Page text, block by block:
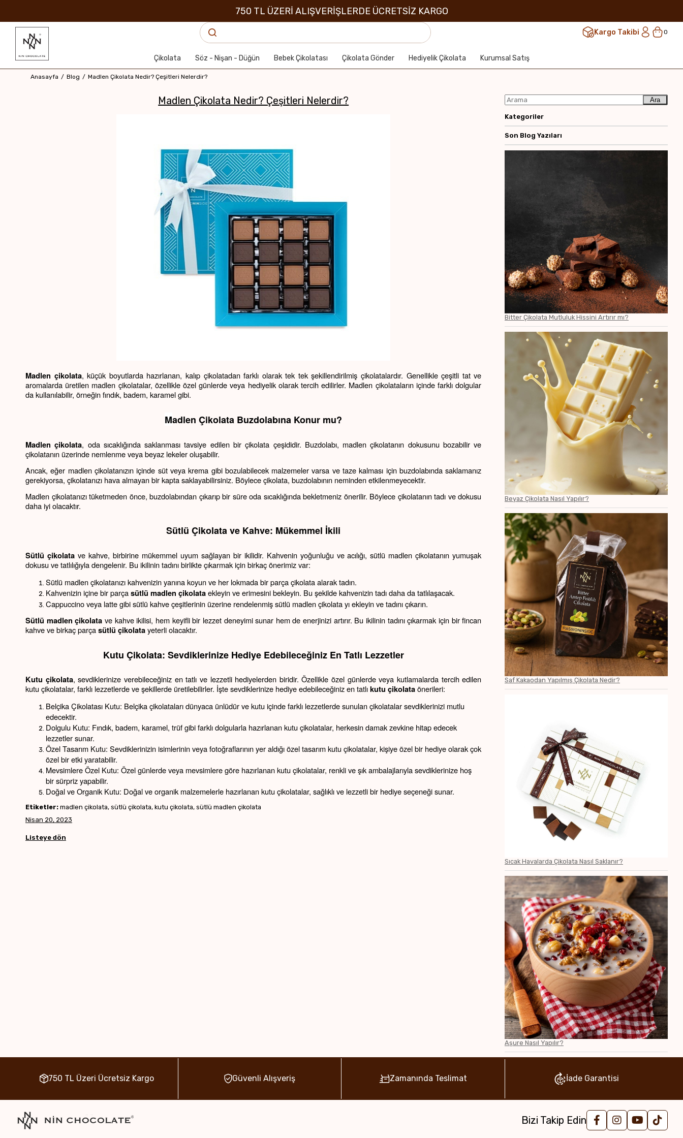
750 TL ÜZERİ ALIŞVERİŞLERDE ÜCRETSİZ KARGO
Kargo Takibi 0
Çikolata Söz - Nişan - Düğün Bebek Çikolatası Çikolata Gönder Hediyelik Çikolata Kurumsal Satış
Anasayfa Blog Madlen Çikolata Nedir? Çeşitleri Nelerdir?
Madlen Çikolata Nedir? Çeşitleri Nelerdir?
Madlen çikolata, küçük boyutlarda hazırlanan, kalıp çikolatadan farklı olarak tek tek şekillendirilmiş çikolatalardır. Genellikle çeşitli tat ve
aromalarda üretilen madlen çikolatalar, özellikle özel günlerde veya hediyelik olarak tercih edilirler. Madlen çikolataların içinde farklı dolgular
da kullanılabilir, örneğin fındık, badem, karamel gibi.
Madlen Çikolata Buzdolabına Konur mu?
Madlen çikolata, oda sıcaklığında saklanması tavsiye edilen bir çikolata çeşididir. Buzdolabı, madlen çikolatanın dokusunu bozabilir ve
çikolatanın üzerinde nemlenme veya beyaz lekeler oluşabilir.
Ancak, eğer madlen çikolatanızın içinde süt veya krema gibi bozulabilecek malzemeler varsa ve taze kalması için buzdolabında saklamanız
gerekiyorsa, çikolatanızı hava almayan bir kapta saklayabilirsiniz. Böylece çikolata, buzdolabının neminden etkilenmeyecektir.
Madlen çikolatanızı tüketmeden önce, buzdolabından çıkarıp bir süre oda sıcaklığında bekletmeniz önerilir. Böylece çikolatanın tadı ve dokusu
daha iyi olacaktır.
Sütlü Çikolata ve Kahve: Mükemmel İkili
Sütlü çikolata ve kahve, birbirine mükemmel uyum sağlayan bir ikilidir. Kahvenin yoğunluğu ve acılığı, sütlü madlen çikolatanın yumuşak
dokusu ve tatlılığıyla dengelenir. Bu ikilinin tadını birlikte çıkarmak için birkaç önerimiz var:
Sütlü madlen çikolatanızı kahvenizin yanına koyun ve her lokmada bir parça çikolata alarak tadın.
Kahvenizin içine bir parça sütlü madlen çikolata ekleyin ve erimesini bekleyin. Bu şekilde kahvenizin tadı daha da tatlılaşacak.
Cappuccino veya latte gibi sütlü kahve çeşitlerinin üzerine rendelenmiş sütlü madlen çikolata yı ekleyin ve tadını çıkarın.
Sütlü madlen çikolata ve kahve ikilisi, hem keyifli bir lezzet deneyimi sunar hem de enerjinizi artırır. Bu ikilinin tadını çıkarmak için bir fincan
kahve ve birkaç parça sütlü çikolata yeterli olacaktır.
Kutu Çikolata: Sevdiklerinize Hediye Edebileceğiniz En Tatlı Lezzetler
Kutu çikolata, sevdiklerinize verebileceğiniz en tatlı ve lezzetli hediyelerden biridir. Özellikle özel günlerde veya kutlamalarda tercih edilen
kutu çikolatalar, farklı lezzetlerde ve şekillerde üretilebilirler. İşte sevdiklerinize hediye edebileceğiniz en tatlı kutu çikolata önerileri:
Belçika Çikolatası Kutu: Belçika çikolataları dünyaca ünlüdür ve kutu içinde farklı lezzetlerde sunulan çikolatalar sevdiklerinizi mutlu
edecektir.
Dolgulu Kutu: Fındık, badem, karamel, trüf gibi farklı dolgularla hazırlanan kutu çikolatalar, herkesin damak zevkine hitap edecek
lezzetler sunar.
Özel Tasarım Kutu: Sevdiklerinizin isimlerinin veya fotoğraflarının yer aldığı özel tasarım kutu çikolatalar, kişiye özel bir hediye olarak çok
özel bir etki yaratabilir.
Mevsimlere Özel Kutu: Özel günlerde veya mevsimlere göre hazırlanan kutu çikolatalar, renkli ve şık ambalajlarıyla sevdiklerinize hoş
bir sürpriz yapabilir.
Doğal ve Organik Kutu: Doğal ve organik malzemelerle hazırlanan kutu çikolatalar, sağlıklı ve lezzetli bir hediye seçeneği sunar.
Etiketler: madlen çikolata, sütlü çikolata, kutu çikolata, sütlü madlen çikolata
Nisan 20, 2023
Listeye dön
Ara
Kategoriler
Son Blog Yazıları
Bitter Çikolata Mutluluk Hissini Artırır mı?
Beyaz Çikolata Nasıl Yapılır?
Saf Kakaodan Yapılmış Çikolata Nedir?
Sıcak Havalarda Çikolata Nasıl Saklanır?
Aşure Nasıl Yapılır?
750 TL Üzeri Ücretsiz Kargo Güvenli Alışveriş Zamanında Teslimat İade Garantisi
Bizi Takip Edin